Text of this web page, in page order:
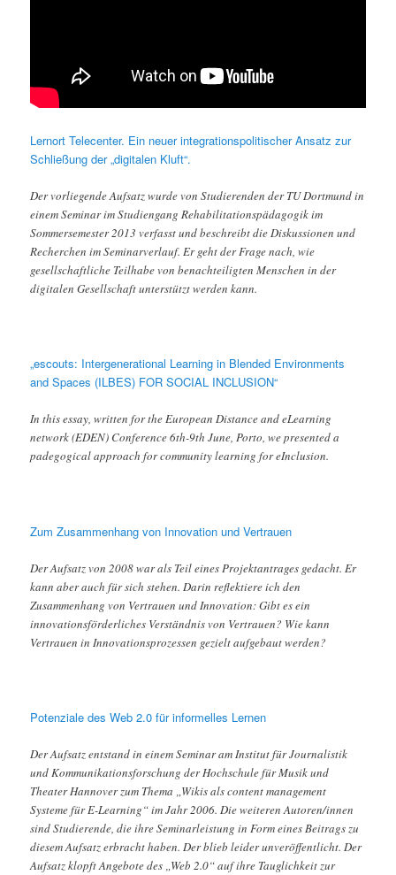
Lernort Telecenter. Ein neuer integrationspolitischer Ansatz zur
Schließung der „digitalen Kluft“.
Der vorliegende Aufsatz wurde von Studierenden der TU Dortmund in
einem Seminar im Studiengang Rehabilitationspädagogik im
Sommersemester 2013 verfasst und beschreibt die Diskussionen und
Recherchen im Seminarverlauf. Er geht der Frage nach, wie
gesellschaftliche Teilhabe von benachteiligten Menschen in der
digitalen Gesellschaft unterstützt werden kann.
„escouts: Intergenerational Learning in Blended Environments
and Spaces (ILBES) FOR SOCIAL INCLUSION“
In this essay, written for the European Distance and eLearning
network (EDEN) Conference 6th-9th June, Porto, we presented a
padegogical approach for community learning for eInclusion.
Zum Zusammenhang von Innovation und Vertrauen
Der Aufsatz von 2008 war als Teil eines Projektantrages gedacht. Er
kann aber auch für sich stehen. Darin reflektiere ich den
Zusammenhang von Vertrauen und Innovation: Gibt es ein
innovationsförderliches Verständnis von Vertrauen? Wie kann
Vertrauen in Innovationsprozessen gezielt aufgebaut werden?
Potenziale des Web 2.0 für informelles Lernen
Der Aufsatz entstand in einem Seminar am Institut für Journalistik
und Kommunikationsforschung der Hochschule für Musik und
Theater Hannover zum Thema „Wikis als content management
Systeme für E-Learning“ im Jahr 2006. Die weiteren Autoren/innen
sind Studierende, die ihre Seminarleistung in Form eines Beitrags zu
diesem Aufsatz erbracht haben. Der blieb leider unveröffentlicht. Der
Aufsatz klopft Angebote des „Web 2.0“ auf ihre Tauglichkeit zur